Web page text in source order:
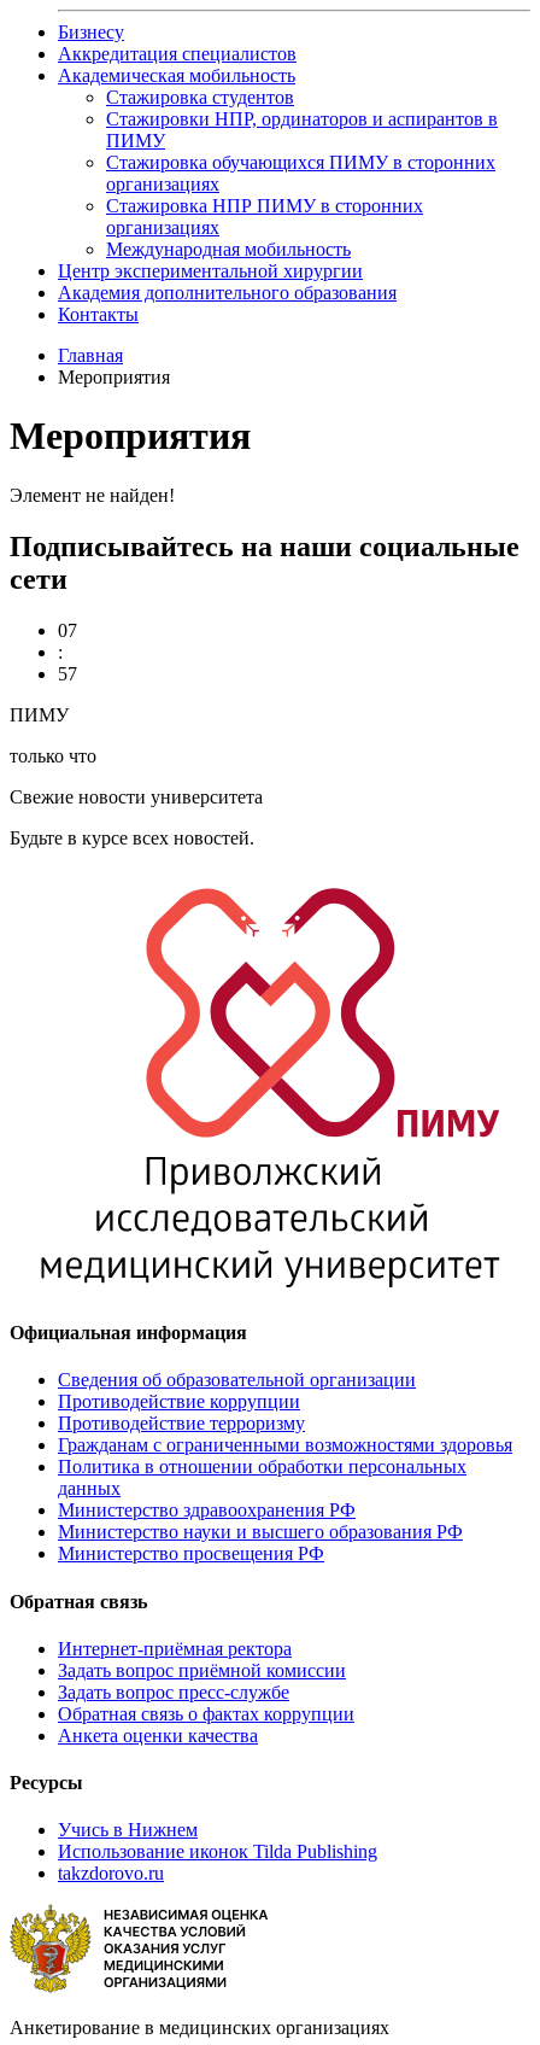
Бизнесу
Аккредитация специалистов
Академическая мобильность
Стажировка студентов
Стажировки НПР, ординаторов и аспирантов в
ПИМУ
Стажировка обучающихся ПИМУ в сторонних
организациях
Стажировка НПР ПИМУ в сторонних
организациях
Международная мобильность
Центр экспериментальной хирургии
Академия дополнительного образования
Контакты
Главная
Мероприятия
Мероприятия
Элемент не найден!
Подписывайтесь на наши социальные
сети
07
:
57
ПИМУ
только что
Свежие новости университета
Будьте в курсе всех новостей.
Официальная информация
Сведения об образовательной организации
Противодействие коррупции
Противодействие терроризму
Гражданам с ограниченными возможностями здоровья
Политика в отношении обработки персональных
данных
Министерство здравоохранения РФ
Министерство науки и высшего образования РФ
Министерство просвещения РФ
Обратная связь
Интернет-приёмная ректора
Задать вопрос приёмной комиссии
Задать вопрос пресс-службе
Обратная связь о фактах коррупции
Анкета оценки качества
Ресурсы
Учись в Нижнем
Использование иконок Tilda Publishing
takzdorovo.ru
Анкетирование в медицинских организациях